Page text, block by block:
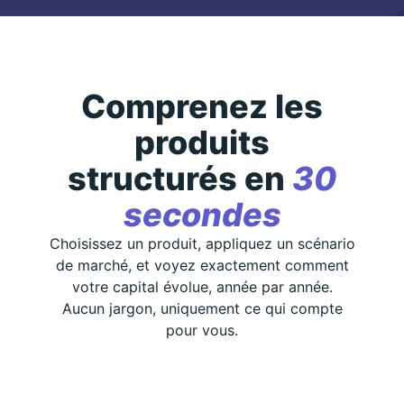
Comprenez les
produits
structurés en 30
secondes
Choisissez un produit, appliquez un scénario
de marché, et voyez exactement comment
votre capital évolue, année par année.
Aucun jargon, uniquement ce qui compte
pour vous.